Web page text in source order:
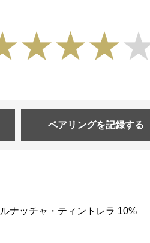
ペアリングを記録する
ナッチャ・ティントレラ 10%